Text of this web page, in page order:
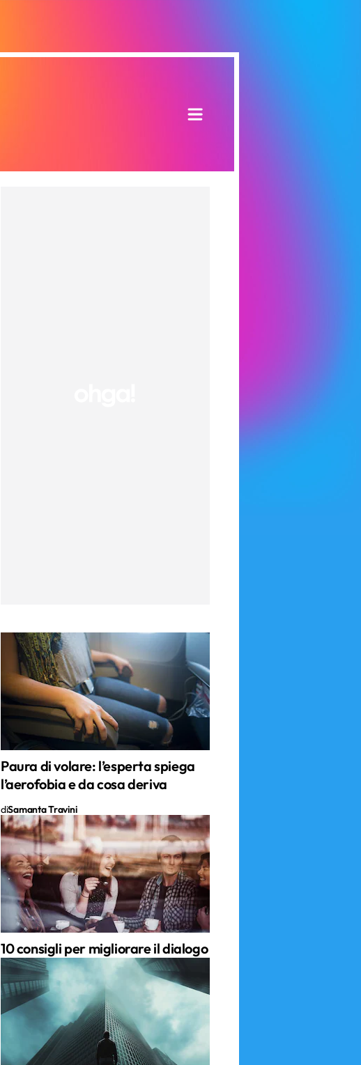
Paura di volare: l’esperta spiega
l’aerofobia e da cosa deriva
diSamanta Travini
10 consigli per migliorare il dialogo